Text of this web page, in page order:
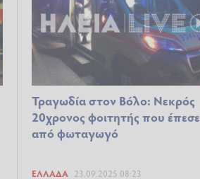
Τραγωδία στον Βόλο: Νεκρός
20χρονος φοιτητής που έπεσε
από φωταγωγό
ΕΛΛΆΔΑ 23.09.2025 08:23